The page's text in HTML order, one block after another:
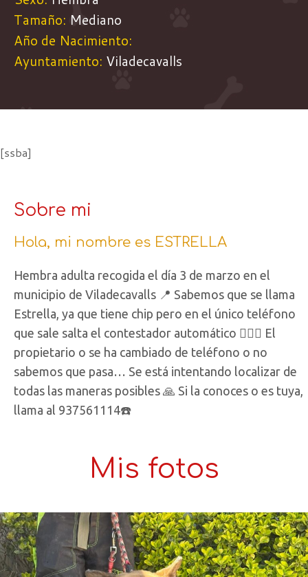
Tamaño: Mediano
Año de Nacimiento:
Ayuntamiento: Viladecavalls
[ssba]
Sobre mi
Hola, mi nombre es ESTRELLA
Hembra adulta recogida el día 3 de marzo en el
municipio de Viladecavalls 📍 Sabemos que se llama
Estrella, ya que tiene chip pero en el único teléfono
que sale salta el contestador automático 🤦🏽‍♀️ El
propietario o se ha cambiado de teléfono o no
sabemos que pasa… Se está intentando localizar de
todas las maneras posibles 🙏 Si la conoces o es tuya,
llama al 937561114☎️
Mis fotos